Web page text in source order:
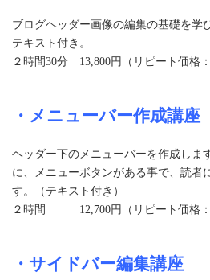
ブログヘッダー画像の編集の基礎を学
テキスト付き。
２時間30分 13,800円（リピート価格：
・メニューバー作成講座
ヘッダー下のメニューバーを作成しま
に、メニューボタンがある事で、読者
す。（テキスト付き）
２時間 12,700円（リピート価格：
・サイドバー編集講座